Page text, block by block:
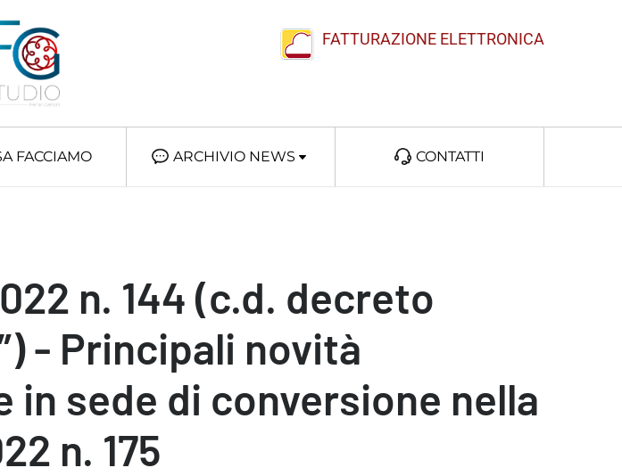
FATTURAZIONE ELETTRONICA
FACCIAMO ARCHIVIO NEWS CONTATTI
n. 144 (c.d. decreto
- Principali novità
in sede di conversione nella
n. 175